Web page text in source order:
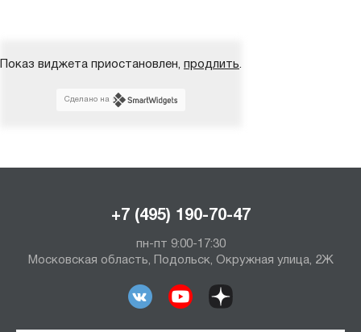
Показ виджета приостановлен, продлить
Сделано на
+7 (495) 190-70-47
пн-пт 9:00-17:30
Московская область, Подольск, Окружная улица, 2Ж